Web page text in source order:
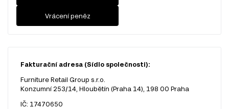
Vrácení peněz
Fakturační adresa (Sídlo společnosti):
Furniture Retail Group s.r.o.
Konzumní 253/14, Hloubětín (Praha 14), 198 00 Praha
IČ: 17470650